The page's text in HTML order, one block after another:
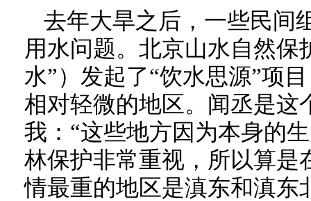
去年大旱之后，一些民间
用水问题。北京山水自然保
水”）发起了“饮水思源”项
相对轻微的地区。闻丞是这
我：“这些地方因为本身的
林保护非常重视，所以算是
情最重的地区是滇东和滇东